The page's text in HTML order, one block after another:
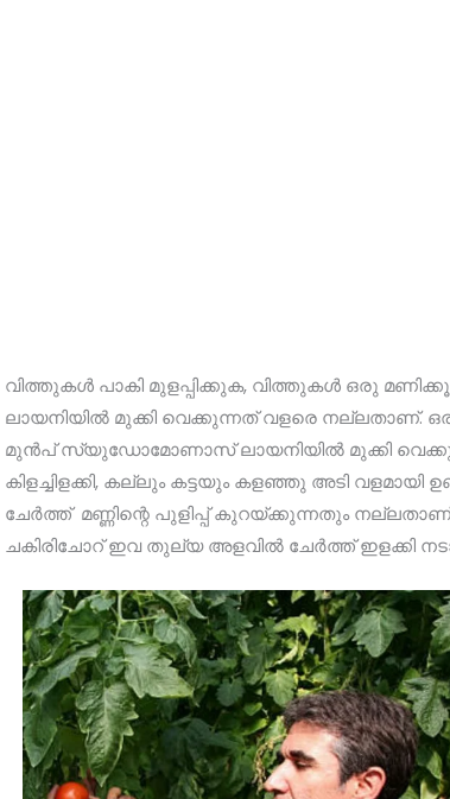
വിത്തുകള്‍ പാകി മുളപ്പിക്കുക, വിത്തുകള്‍ ഒരു
ലായനിയില്‍ മുക്കി വെക്കുന്നത് വളരെ നല്ലതാണ്.
മുന്‍പ് സ്യുഡോമോണാസ് ലായനിയില്‍ മുക്കി
കിളച്ചിളക്കി, കല്ലും കട്ടയും കളഞ്ഞു അടി വളമായി
ചേര്‍ത്ത് മണ്ണിന്റെ പുളിപ്പ് കുറയ്ക്കുന്നതും
ചകിരിചോറ് ഇവ തുല്യ അളവില്‍ ചേര്‍ത്ത് ഇളക്കി